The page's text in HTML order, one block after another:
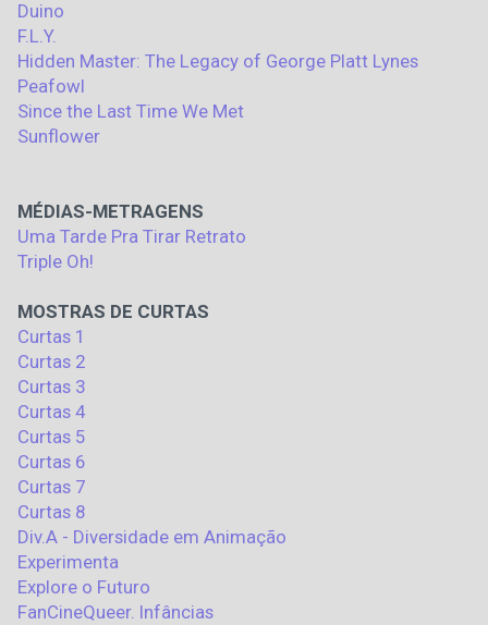
Duino
F.L.Y.
Hidden Master: The Legacy of George Platt Lynes
Peafowl
Since the Last Time We Met
Sunflower
MÉDIAS-METRAGENS
Uma Tarde Pra Tirar Retrato
Triple Oh!
MOSTRAS DE CURTAS
Curtas 1
Curtas 2
Curtas 3
Curtas 4
Curtas 5
Curtas 6
Curtas 7
Curtas 8
Div.A - Diversidade em Animação
Experimenta
Explore o Futuro
FanCineQueer. Infâncias